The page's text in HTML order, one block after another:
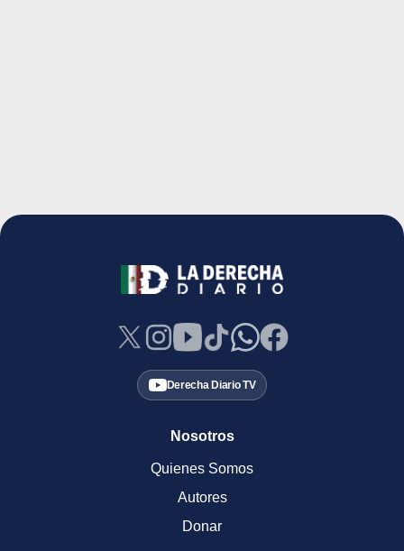
Derecha Diario TV
Nosotros
Quienes Somos
Autores
Donar